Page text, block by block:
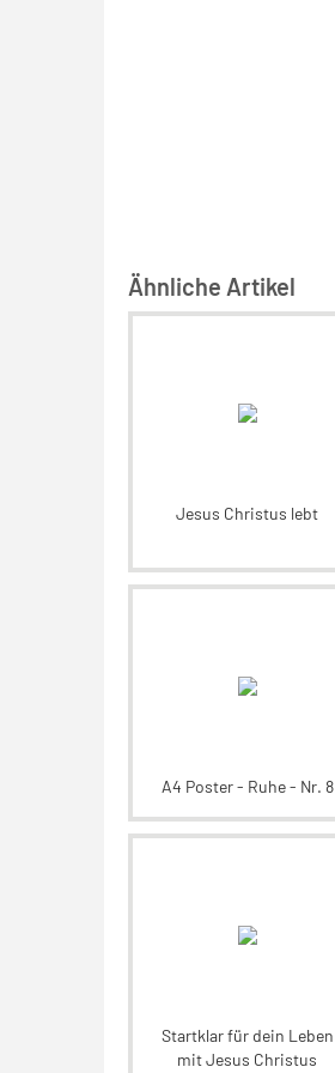
Ähnliche Artikel
Jesus Christus lebt
A4 Poster - Ruhe - Nr. 8
Startklar für dein Leben
mit Jesus Christus